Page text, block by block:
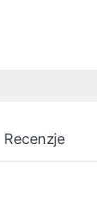
Recenzje